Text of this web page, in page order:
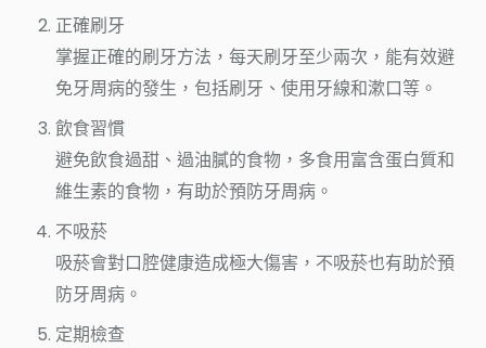
正確刷牙
掌握正確的刷牙方法，每天刷牙至少兩次，能有效避
免牙周病的發生，包括刷牙、使用牙線和漱口等。
飲食習慣
避免飲食過甜、過油膩的食物，多食用富含蛋白質和
維生素的食物，有助於預防牙周病。
不吸菸
吸菸會對口腔健康造成極大傷害，不吸菸也有助於預
防牙周病。
定期檢查